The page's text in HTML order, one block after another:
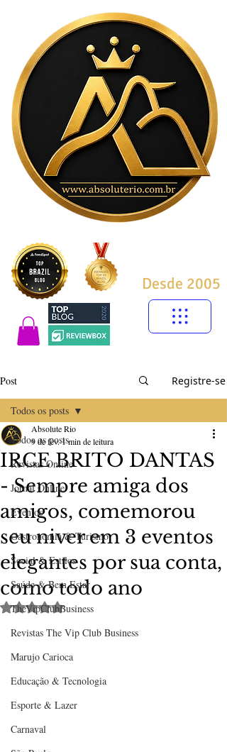
Desde 2005
Post Registre-se
Todos os posts
Revistas Online
Jornal Online
Eventos
Gastronomia & Turismo
Social & Estilos
Saúde & Bem Estar
TheVipClubBusiness
Revistas The Vip Club Business
Marujo Carioca
Educação & Tecnologia
Esporte & Lazer
Carnaval
Todos os posts
IRCE BRITO DANTAS
- Sempre amiga dos
amigos, comemorou
seu niver em 3 eventos
elegantes por sua conta,
como todo ano
Absolute Rio
9 de fev.1 min de leitura
Avaliado com NaN de 5 estrelas.